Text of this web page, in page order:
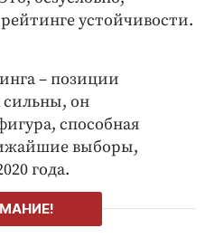
устойчивости.
– позиции
он
способная
выборы,
года.